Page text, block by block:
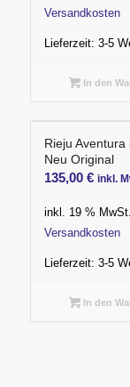
Versandkosten
Lieferzeit: 3-5
In den
Rieju
Neu Original
135,00 € inkl.
inkl. 19 % MwSt.
Versandkosten
Lieferzeit: 3-5
In den